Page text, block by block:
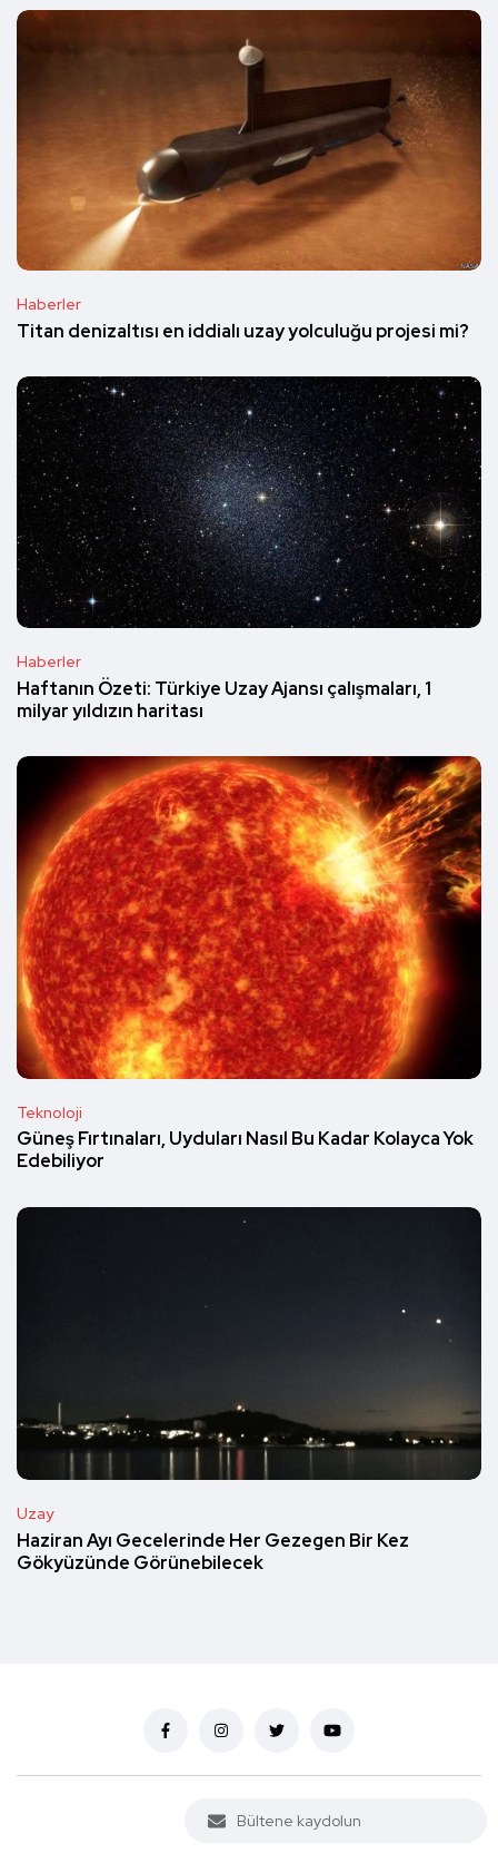
Haberler
Titan denizaltısı en iddialı uzay yolculuğu projesi mi?
Haberler
Haftanın Özeti: Türkiye Uzay Ajansı çalışmaları, 1
milyar yıldızın haritası
Teknoloji
Güneş Fırtınaları, Uyduları Nasıl Bu Kadar Kolayca Yok
Edebiliyor
Uzay
Haziran Ayı Gecelerinde Her Gezegen Bir Kez
Gökyüzünde Görünebilecek